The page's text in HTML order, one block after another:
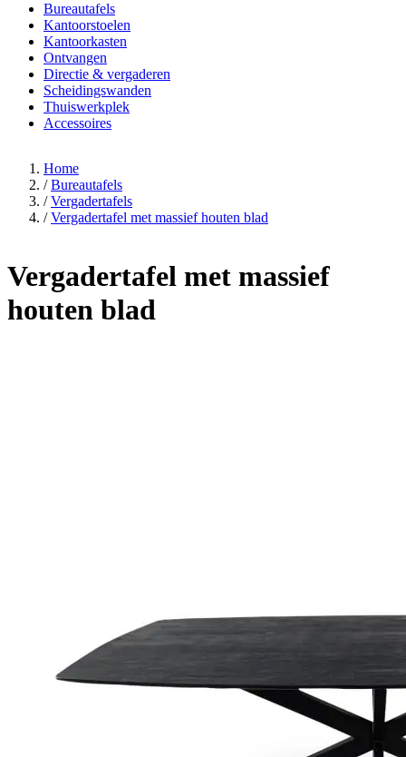
Bureautafels
Kantoorstoelen
Kantoorkasten
Ontvangen
Directie & vergaderen
Scheidingswanden
Thuiswerkplek
Accessoires
Home
/ Bureautafels
/ Vergadertafels
/ Vergadertafel met massief houten blad
Vergadertafel met massief
houten blad